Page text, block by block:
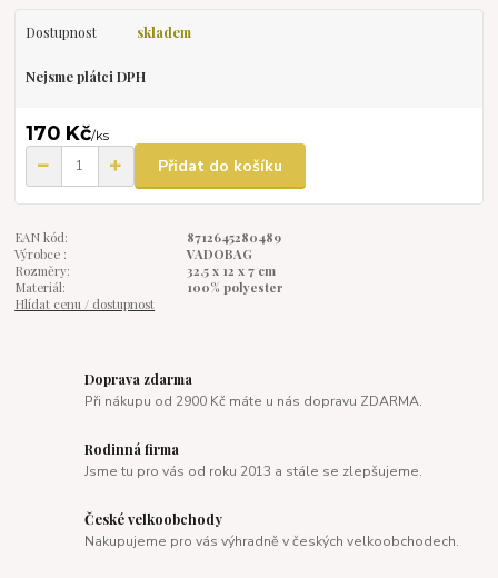
Dostupnost skladem
Nejsme plátci DPH
170 Kč/ks
Přidat do košíku
EAN kód:
8712645280489
Výrobce :
VADOBAG
Rozměry:
32,5 x 12 x 7 cm
Materiál:
100% polyester
Hlídat cenu / dostupnost
Doprava zdarma
Při nákupu od 2900 Kč máte u nás dopravu ZDARMA.
Rodinná firma
Jsme tu pro vás od roku 2013 a stále se zlepšujeme.
České velkoobchody
Nakupujeme pro vás výhradně v českých velkoobchodech.